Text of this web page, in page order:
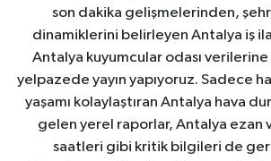
son dakika gelişmelerinden,
dinamiklerini belirleyen Antalya iş
Antalya kuyumcular odası
yelpazede yayın yapıyoruz. Sadece
yaşamı kolaylaştıran Antalya hava
gelen yerel raporlar, Antalya ezan
saatleri gibi kritik bilgileri de